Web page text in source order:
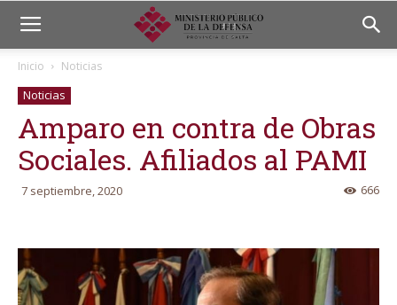
Inicio Noticias
Noticias
Amparo en contra de Obras
Sociales. Afiliados al PAMI
7 septiembre, 2020 666